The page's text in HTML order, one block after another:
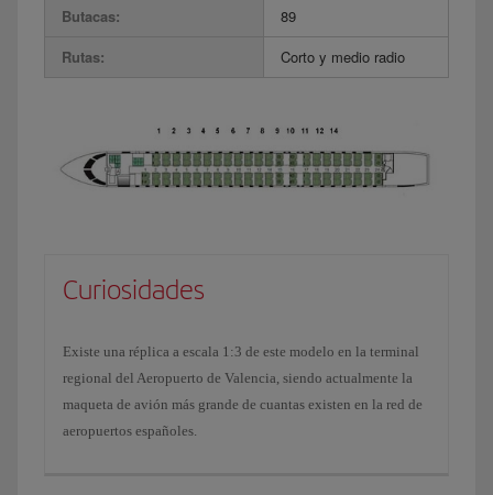
Butacas:
89
Rutas:
Corto y medio radio
Curiosidades
Existe una réplica a escala 1:3 de este modelo en la terminal
regional del Aeropuerto de Valencia, siendo actualmente la
maqueta de avión más grande de cuantas existen en la red de
aeropuertos españoles.